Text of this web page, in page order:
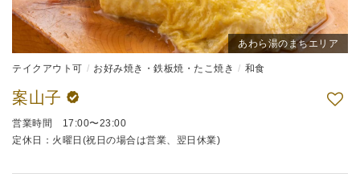
あわら湯のまちエリア
テイクアウト可 お好み焼き・鉄板焼・たこ焼き 和食
案山子
営業時間 17:00〜23:00
定休日：火曜日(祝日の場合は営業、翌日休業)